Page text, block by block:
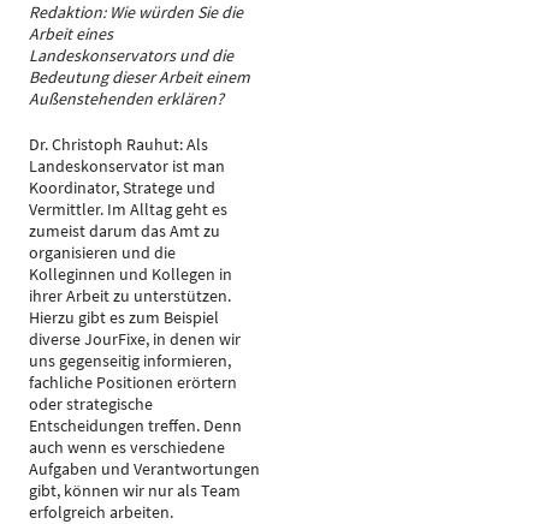
Redaktion: Wie würden Sie die
Arbeit eines
Landeskonservators und die
Bedeutung dieser Arbeit einem
Außenstehenden erklären?
Dr. Christoph Rauhut: Als
Landeskonservator ist man
Koordinator, Stratege und
Vermittler. Im Alltag geht es
zumeist darum das Amt zu
organisieren und die
Kolleginnen und Kollegen in
ihrer Arbeit zu unterstützen.
Hierzu gibt es zum Beispiel
diverse JourFixe, in denen wir
uns gegenseitig informieren,
fachliche Positionen erörtern
oder strategische
Entscheidungen treffen. Denn
auch wenn es verschiedene
Aufgaben und Verantwortungen
gibt, können wir nur als Team
erfolgreich arbeiten.